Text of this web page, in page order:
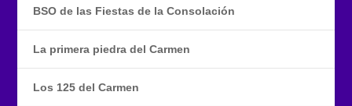
BSO de las Fiestas de la Consolación
La primera piedra del Carmen
Los 125 del Carmen